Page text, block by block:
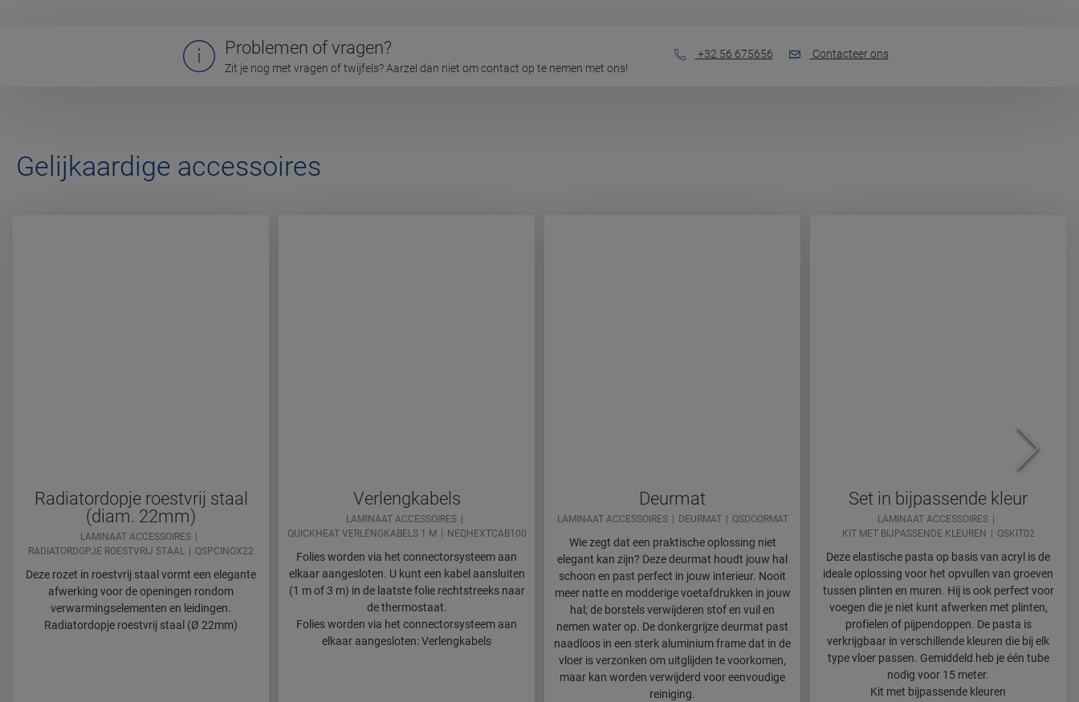
Problemen of vragen?
Zit je nog met vragen of twijfels? Aarzel dan niet om contact op te nemen met ons!
+32 56 675656 Contacteer ons
Gelijkaardige accessoires
Radiatordopje roestvrij staal
(diam. 22mm)
LAMINAAT ACCESSOIRES
RADIATORDOPJE ROESTVRIJ STAAL
QSPCINOX22
Deze rozet in roestvrij staal vormt een elegante
afwerking voor de openingen rondom
verwarmingselementen en leidingen.
Radiatordopje roestvrij staal (Ø 22mm)
Verlengkabels
LAMINAAT ACCESSOIRES
QUICKHEAT VERLENGKABELS 1 M
NEQHEXTCAB100
Folies worden via het connectorsysteem aan
elkaar aangesloten. U kunt een kabel aansluiten
(1 m of 3 m) in de laatste folie rechtstreeks naar
de thermostaat.
Folies worden via het connectorsysteem aan
elkaar aangesloten: Verlengkabels
Deurmat
LAMINAAT ACCESSOIRES DEURMAT QSDOORMAT
Wie zegt dat een praktische oplossing niet
elegant kan zijn? Deze deurmat houdt jouw hal
schoon en past perfect in jouw interieur. Nooit
meer natte en modderige voetafdrukken in jouw
hal; de borstels verwijderen stof en vuil en
nemen water op. De donkergrijze deurmat past
naadloos in een sterk aluminium frame dat in de
vloer is verzonken om uitglijden te voorkomen,
maar kan worden verwijderd voor eenvoudige
reiniging.
Set in bijpassende kleur
LAMINAAT ACCESSOIRES
KIT MET BIJPASSENDE KLEUREN
QSKIT02
Deze elastische pasta op basis van acryl is de
ideale oplossing voor het opvullen van groeven
tussen plinten en muren. Hij is ook perfect voor
voegen die je niet kunt afwerken met plinten,
profielen of pijpendoppen. De pasta is
verkrijgbaar in verschillende kleuren die bij elk
type vloer passen. Gemiddeld heb je één tube
nodig voor 15 meter.
Kit met bijpassende kleuren